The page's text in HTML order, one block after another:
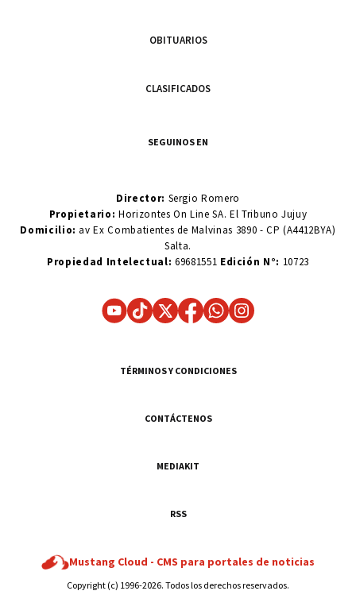
OBITUARIOS
CLASIFICADOS
SEGUINOS EN
Director: Sergio Romero
Propietario:Horizontes On Line SA. El Tribuno Jujuy
Domicilio: av Ex Combatientes de Malvinas 3890 - CP (A4412BYA)
Salta.
Propiedad Intelectual: 69681551 Edición N°: 10723
TÉRMINOS Y CONDICIONES
CONTÁCTENOS
MEDIAKIT
RSS
Mustang Cloud - CMS para portales de noticias
Copyright (c) 1996-2026. Todos los derechos reservados.